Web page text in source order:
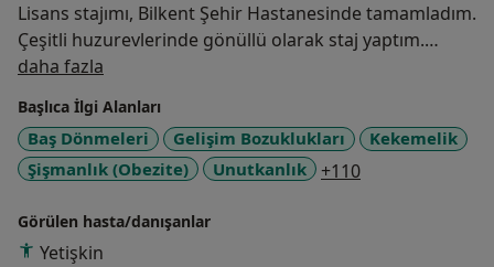
Lisans stajımı, Bilkent Şehir Hastanesinde tamamladım.
Çeşitli huzurevlerinde gönüllü olarak staj yaptım.
Ankara Onkoloji Hastanesi'nde kanser hastaları ile
gönüllü olarak görüşmeler yaptım ve çeşitli anketler
düzenledim. Pedagojik formasyon stajımı altı ay
boyunca Etlik Anadolu Kız Mesleki ve Teknik Lisesi'nde
gerçekleştirdim. Sonrasında alkol, madde
görev yaptıktan sonra belirli psikolojik danışmanlık
merkezlerinde çalıştım.
daha fazla
Başlıca İlgi Alanları
Baş Dönmeleri Gelişim Bozuklukları
Kekemelik
Şişmanlık (Obezite)
Unutkanlık +110
Görülen hasta/danışanlar
Yetişkin